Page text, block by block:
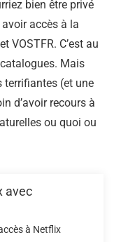
bien être privé
accès à la
VOSTFR. C’est au
Mais
terrifiantes (et une
d’avoir recours à
ou quoi ou
avec
à Netflix